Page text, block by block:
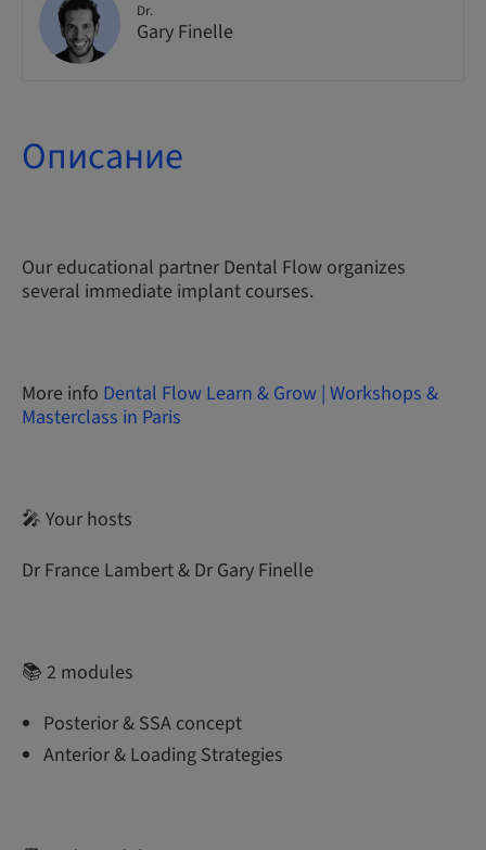
Dr.
Gary Finelle
Описание
Our educational partner Dental Flow organizes
several immediate implant courses.
More info Dental Flow Learn & Grow | Workshops &
Masterclass in Paris
🎤 Your hosts
Dr France Lambert & Dr Gary Finelle
📚 2 modules
Posterior & SSA concept
Anterior & Loading Strategies